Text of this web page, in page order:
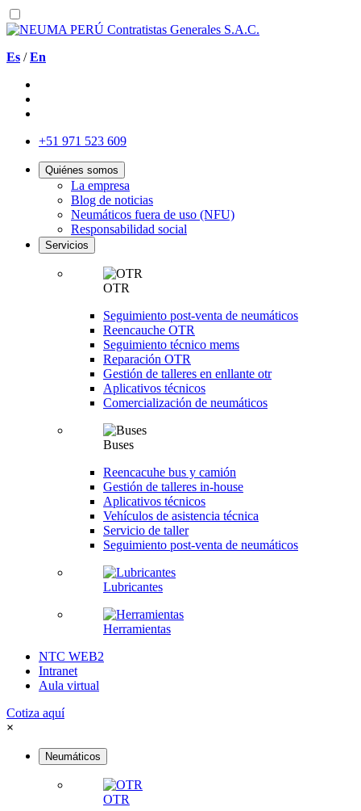
Es /En
+51 971 523 609
Quiénes somos
La empresa
Blog de noticias
Neumáticos fuera de uso (NFU)
Responsabilidad social
Servicios
OTR
Seguimiento post-venta de neumáticos
Reencauche OTR
Seguimiento técnico mems
Reparación OTR
Gestión de talleres en enllante otr
Aplicativos técnicos
Comercialización de neumáticos
Buses
Reencacuhe bus y camión
Gestión de talleres in-house
Aplicativos técnicos
Vehículos de asistencia técnica
Servicio de taller
Seguimiento post-venta de neumáticos
Lubricantes
Herramientas
NTC WEB2
Intranet
Aula virtual
Cotiza aquí
×
Neumáticos
OTR